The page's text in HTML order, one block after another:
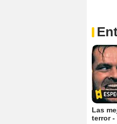
Las
terror -